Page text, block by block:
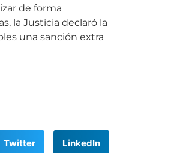
de forma
la Justicia declaró la
una sanción extra
Twitter LinkedIn